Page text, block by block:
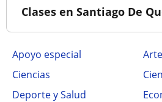
Clases en Santiago De
Apoyo especial
Arte
Ciencias
Deporte y Salud